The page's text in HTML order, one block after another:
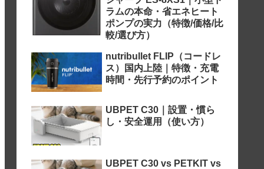
ラムの本命・省エネヒート
ポンプの実力（特徴/価格/比
較/選び方）
nutribullet FLIP（コードレ
ス）国内上陸｜特徴・充電
時間・先行予約のポイント
UBPET C30｜設置・慣ら
し・安全運用（使い方）
UBPET C30 vs PETKIT vs